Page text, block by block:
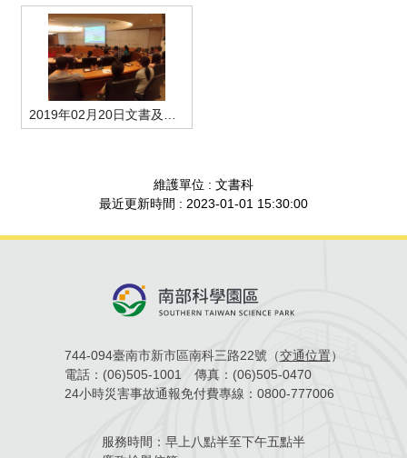
「沙崙生態科學園區生態保育協作平台」公開資訊
網站
電子公文交換
場地借用
維護單位 : 文書科
最近更新時間 : 2023-01-01 15:30:00
744-094臺南市新市區南科三路22號（交通位置）
電話： (06)505-1001 傳真： (06)505-0470
24小時災害事故通報免付費專線： 0800-777006
服務時間： 早上八點半至下午五點半